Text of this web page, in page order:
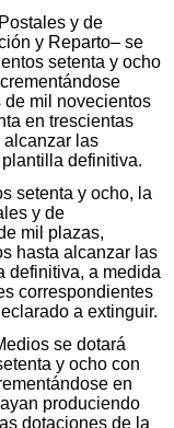
y de
y Reparto– se
setenta y ocho
mil novecientos
en trescientas
las
definitiva.
setenta y ocho, la
y de
mil plazas,
hasta alcanzar las
definitiva, a medida
correspondientes
a extinguir.
se dotará
y ocho con
en
produciendo
dotaciones de la